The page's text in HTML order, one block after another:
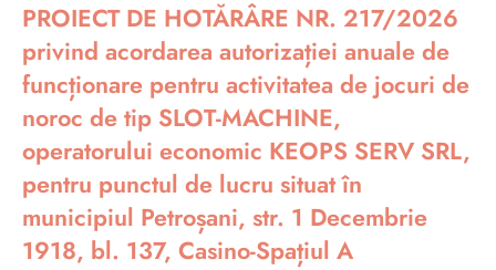
PROIECT DE HOTĂRÂRE NR. 217/2026
privind acordarea autorizației anuale de
funcționare pentru activitatea de jocuri de
noroc de tip SLOT-MACHINE,
operatorului economic KEOPS SERV SRL,
pentru punctul de lucru situat în
municipiul Petroșani, str. 1 Decembrie
1918, bl. 137, Casino-Spațiul A